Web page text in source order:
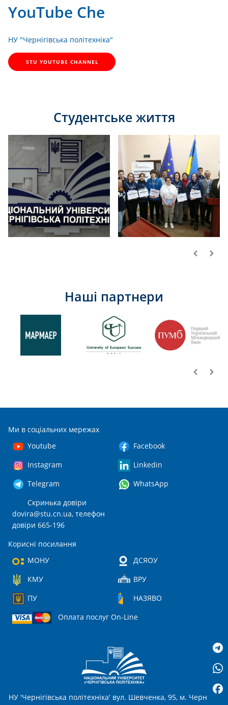
YouTube Che
НУ "Чернігівська політехніка"
STU YOUTUBE CHANNEL
Студентське життя
Наші партнери
Ми в соціальних мережах
Youtube
Facebook
Instagram
Linkedin
Telegram
WhatsApp
Скринька довіри
dovira@stu.cn.ua, телефон
довіри 665-196
Корисні посилання
МОНУ
ДСЯОУ
КМУ
ВРУ
ПУ
НАЗЯВО
Оплата послуг On-Line
НУ 'Чернігівська політехніка' вул. Шевченка, 95, м. Чернігів,